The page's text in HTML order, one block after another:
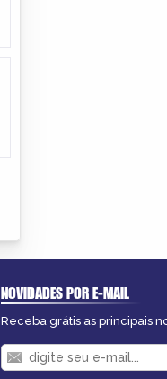
NOVIDADES POR E-MAIL
Receba grátis as principais